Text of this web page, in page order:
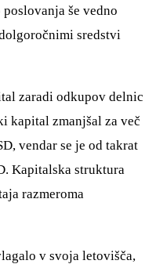
še vedno
sredstvi
zaradi odkupov delnic
kapital zmanjšal za več
vendar se je od takrat
Kapitalska struktura
razmeroma
v svoja letovišča,